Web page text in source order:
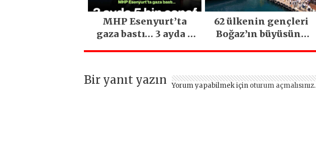
MHP Esenyurt’ta
gaza bastı… 3 ayda 5
62 ülkenin gençleri
Boğaz’ın büyüsüne
Bir yanıt yazın Yorum yapabilmek için oturum açmalısınız.